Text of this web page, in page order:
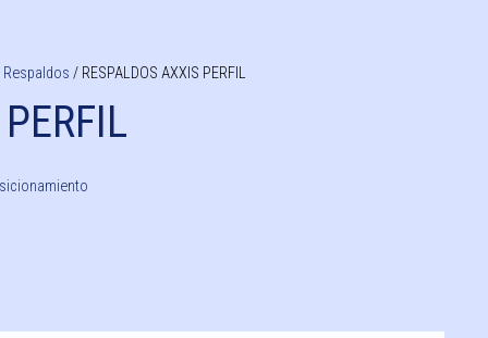
Respaldos / RESPALDOS AXXIS PERFIL